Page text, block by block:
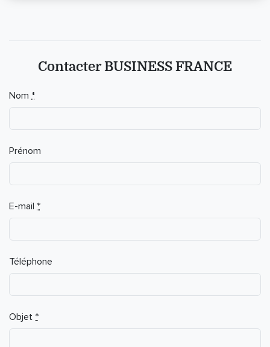
Contacter BUSINESS FRANCE
Nom *
Prénom
E-mail *
Téléphone
Objet *